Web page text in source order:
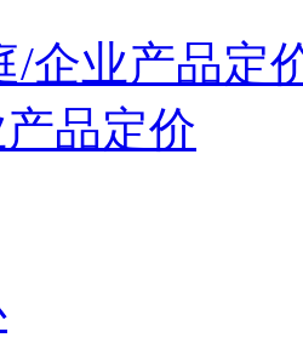
/企业产品定
品定价